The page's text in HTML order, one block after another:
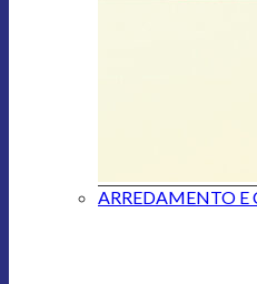
ARREDAMENTO